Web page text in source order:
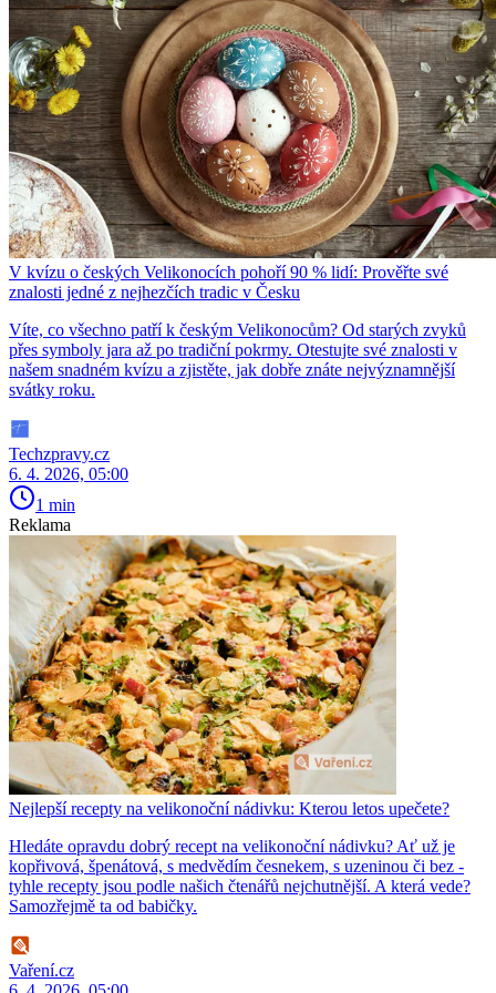
V kvízu o českých Velikonocích pohoří 90 % lidí: Prověřte své
znalosti jedné z nejhezčích tradic v Česku
Víte, co všechno patří k českým Velikonocům? Od starých zvyků
přes symboly jara až po tradiční pokrmy. Otestujte své znalosti v
našem snadném kvízu a zjistěte, jak dobře znáte nejvýznamnější
svátky roku.
Techzpravy.cz
6. 4. 2026, 05:00
1 min
Reklama
Nejlepší recepty na velikonoční nádivku: Kterou letos upečete?
Hledáte opravdu dobrý recept na velikonoční nádivku? Ať už je
kopřivová, špenátová, s medvědím česnekem, s uzeninou či bez -
tyhle recepty jsou podle našich čtenářů nejchutnější. A která vede?
Samozřejmě ta od babičky.
Vaření.cz